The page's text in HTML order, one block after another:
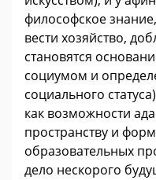
философское
вести хозяйство,
становятся
социумом и
социального
как возможности
пространству и
образовательных
дело нескорого